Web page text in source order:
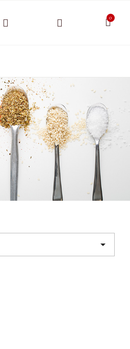
- AIDES CULINAIRES
-pickels
grasses
- ketchup
pesto - crème de légumes
- ÉPICES
